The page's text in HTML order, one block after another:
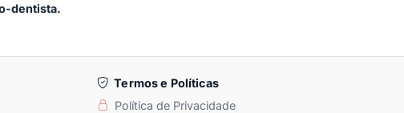
dentista.
Termos e Políticas
Política de Privacidade